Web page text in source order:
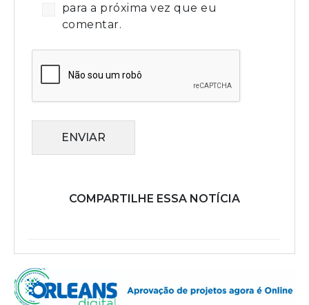
para a próxima vez que eu
comentar.
ENVIAR
COMPARTILHE ESSA NOTÍCIA